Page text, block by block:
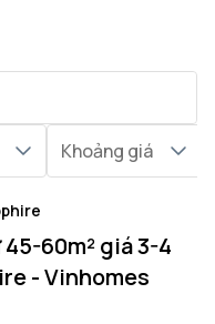
Khoảng giá
60m² giá 3-4
- Vinhomes